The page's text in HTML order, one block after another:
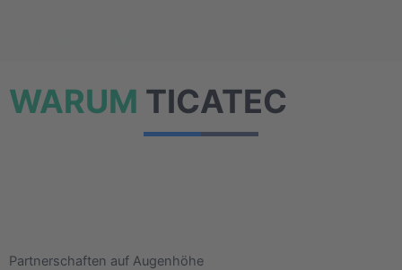
WARUM TICATEC
Partnerschaften auf Augenhöhe